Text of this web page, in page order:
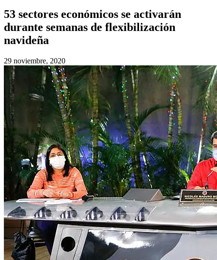
53 sectores económicos se activarán
durante semanas de flexibilización
navideña
29 noviembre, 2020